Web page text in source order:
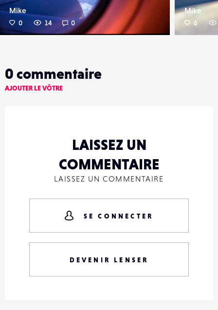
Mike
0 14 0
Mike
6
0 commentaire
AJOUTER LE VÔTRE
LAISSEZ UN
COMMENTAIRE
LAISSEZ UN COMMENTAIRE
SE CONNECTER
DEVENIR LENSER